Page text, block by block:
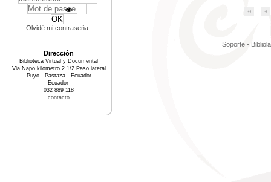
Soporte -
Olvidé mi contraseña
Dirección
Biblioteca Virtual y Documental
Via Napo kilometro 2 1/2 Paso lateral
Puyo - Pastaza - Ecuador
Ecuador
032 889 118
contacto